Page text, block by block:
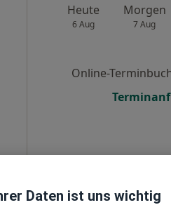
Heute
6 Aug
Morgen
7 Aug
Online-
Heute Morgen
7 Aug
Daten ist uns wichtig